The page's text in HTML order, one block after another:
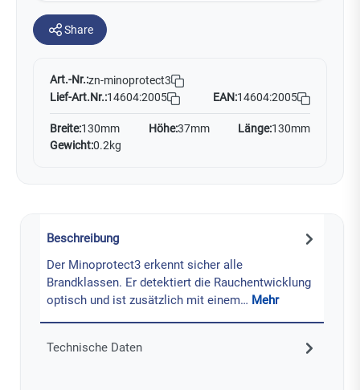
Share
Art.-Nr.:zn-minoprotect3
Lief-Art.Nr.:14604:2005 EAN:14604:2005
Breite:130mm Höhe:37mm Länge:130mm
Gewicht:0.2kg
Beschreibung
Der Minoprotect3 erkennt sicher alle
Brandklassen. Er detektiert die Rauchentwicklung
optisch und ist zusätzlich mit einem… Mehr
Technische Daten